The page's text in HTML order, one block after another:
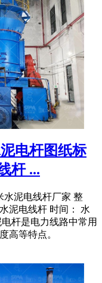
电杆图纸标
杆 ...
水泥电线杆厂家 整
泥电线杆 时间： 水
杆是电力线路中常用
高等特点。